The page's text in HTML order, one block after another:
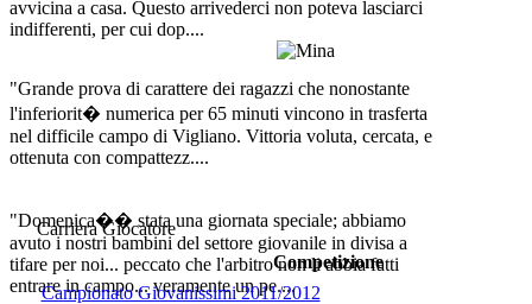
avvicina a casa. Questo arrivederci non poteva lasciarci
indifferenti, per cui dop....
"Grande prova di carattere dei ragazzi che nonostante
l'inferiorit� numerica per 65 minuti vincono in trasferta
nel difficile campo di Vigliano. Vittoria voluta, cercata, e
ottenuta con compattezz....
"Domenica�� stata una giornata speciale; abbiamo
avuto i nostri bambini del settore giovanile in divisa a
tifare per noi... peccato che l'arbitro non li abbia fatti
entrare in campo... veramente un pe....
Carriera Giocatore
Competizione
Campionato Giovanissimi 2011/2012